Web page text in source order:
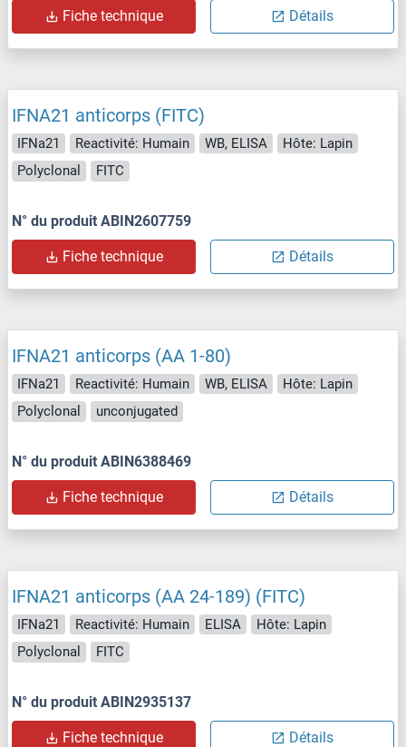
Fiche technique Détails
IFNA21 anticorps (FITC)
IFNa21 Reactivité: Humain WB, ELISA
Hôte: Lapin
Polyclonal
FITC
N° du produit ABIN2607759
Fiche technique Détails
IFNA21 anticorps (AA 1-80)
IFNa21 Reactivité: Humain WB, ELISA
Hôte: Lapin
Polyclonal
unconjugated
N° du produit ABIN6388469
Fiche technique Détails
IFNA21 anticorps (AA 24-189) (FITC)
IFNa21 Reactivité: Humain ELISA
Hôte: Lapin
Polyclonal
FITC
N° du produit ABIN2935137
Fiche technique Détails